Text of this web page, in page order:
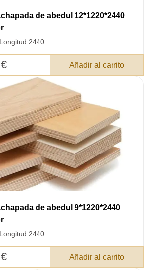
de abedul 12*1220*2440
Longitud 2440
€ Añadir al carrito
de abedul 9*1220*2440
Longitud 2440
€ Añadir al carrito
enviar su solicitud, nos
en contacto con usted.